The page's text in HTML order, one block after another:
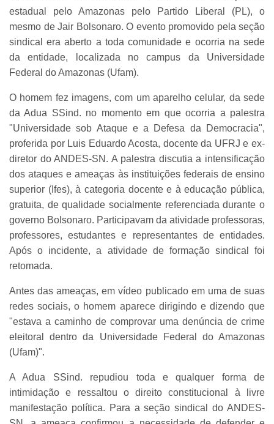
estadual pelo Amazonas pelo Partido Liberal (PL), o
mesmo de Jair Bolsonaro. O evento promovido pela seção
sindical era aberto a toda comunidade e ocorria na sede
da entidade, localizada no campus da Universidade
Federal do Amazonas (Ufam).
O homem fez imagens, com um aparelho celular, da sede
da Adua SSind. no momento em que ocorria a palestra
"Universidade sob Ataque e a Defesa da Democracia",
proferida por Luis Eduardo Acosta, docente da UFRJ e ex-
diretor do ANDES-SN. A palestra discutia a intensificação
dos ataques e ameaças às instituições federais de ensino
superior (Ifes), à categoria docente e à educação pública,
gratuita, de qualidade socialmente referenciada durante o
governo Bolsonaro. Participavam da atividade professoras,
professores, estudantes e representantes de entidades.
Após o incidente, a atividade de formação sindical foi
retomada.
Antes das ameaças, em vídeo publicado em uma de suas
redes sociais, o homem aparece dirigindo e dizendo que
"estava a caminho de comprovar uma denúncia de crime
eleitoral dentro da Universidade Federal do Amazonas
(Ufam)".
A Adua SSind. repudiou toda e qualquer forma de
intimidação e ressaltou o direito constitucional à livre
manifestação política. Para a seção sindical do ANDES-